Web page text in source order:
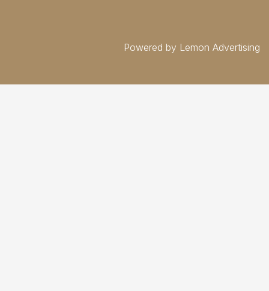
Powered by Lemon Advertising